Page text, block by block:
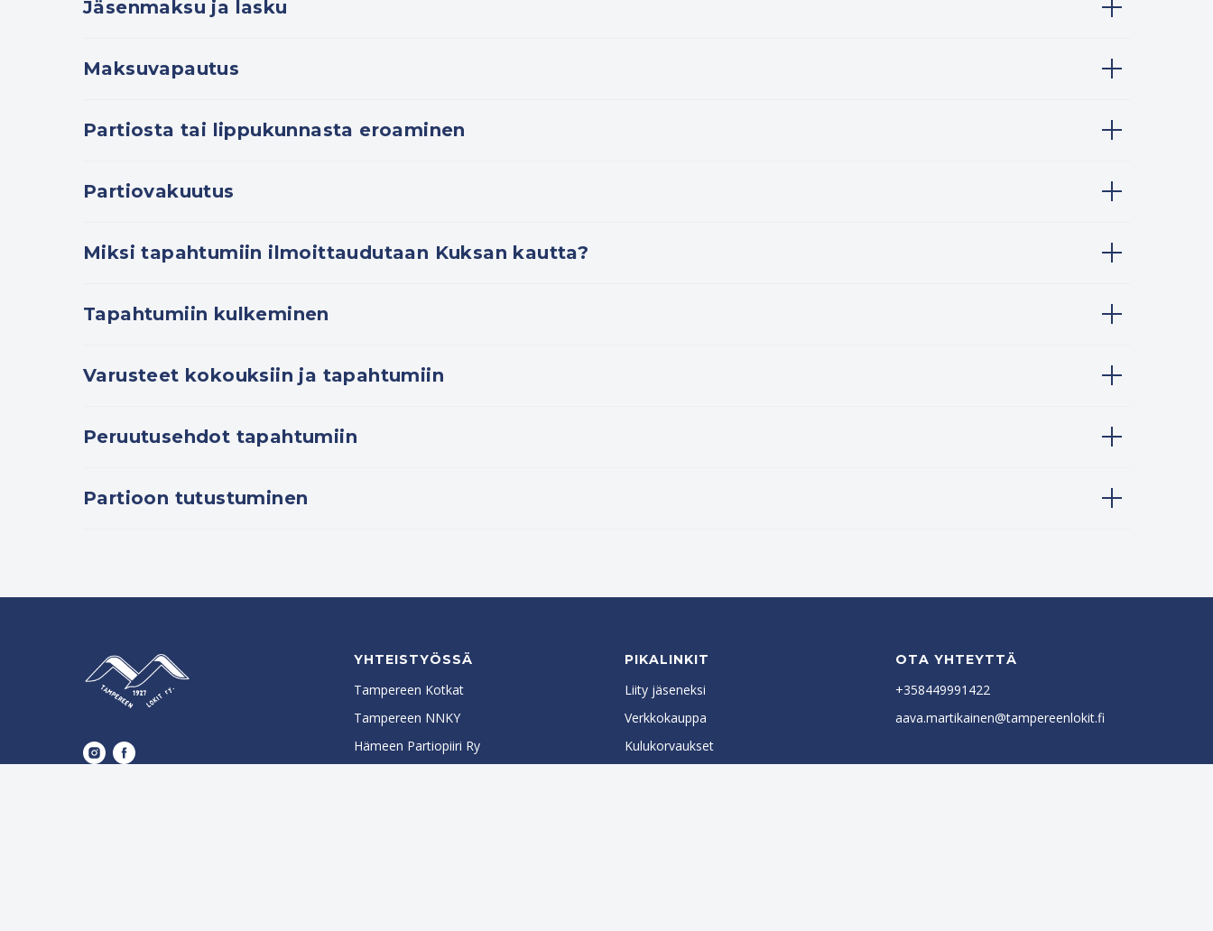
Jäsenmaksu ja lasku
Maksuvapautus
Partiosta tai lippukunnasta eroaminen
Partiovakuutus
Miksi tapahtumiin ilmoittaudutaan Kuksan kautta?
Tapahtumiin kulkeminen
Varusteet kokouksiin ja tapahtumiin
Peruutusehdot tapahtumiin
Partioon tutustuminen
YHTEISTYÖSSÄ
Tampereen Kotkat
Tampereen NNKY
Hämeen Partiopiiri Ry
PIKALINKIT
Liity jäseneksi
Verkkokauppa
Kulukorvaukset
OTA YHTEYTTÄ
+358449991422
aava.martikainen@tampereenlokit.fi